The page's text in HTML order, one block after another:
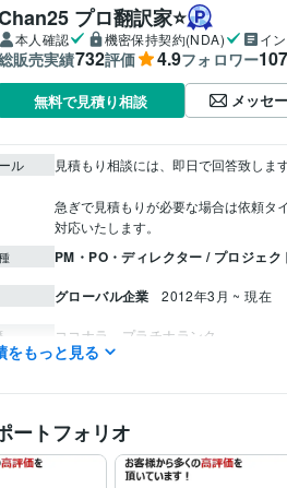
プロ翻訳家⭐️
本人確認 機密保持契約(NDA) イ
販売実績732評価 4.9フォロワー107
無料で見積り相談 メッセ
ル 見積もり相談には、即日で回答致しま
急ぎで見積もりが必要な場合は依頼タ
PM・PO・ディレクター / プロジェク
グローバル企業 2012年3月 ~ 現在
ココナラ　プラチナランク
PMP（Project Management
グ言
ワーク
Python:10年
をもっと見る
ートフォリオ